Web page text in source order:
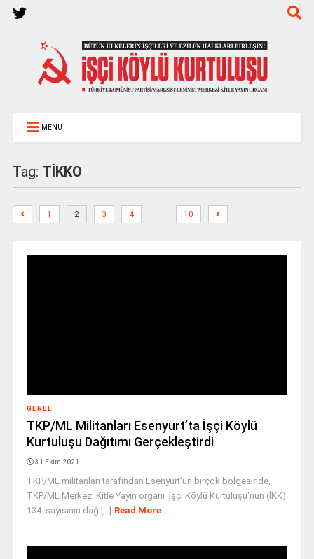
MENU
Tag: TİKKO
1 2 3 4 … 10
GENEL
TKP/ML Militanları Esenyurt’ta İşçi Köylü
Kurtuluşu Dağıtımı Gerçekleştirdi
31 Ekim 2021
TKP/ML militanları tarafından Esenyurt’un birçok bölgesinde,
TKP/ML Merkezi Kitle Yayın organı İşçi Köylü Kurtuluşu'nun (İKK)
134. sayısının dağ [...] Read More